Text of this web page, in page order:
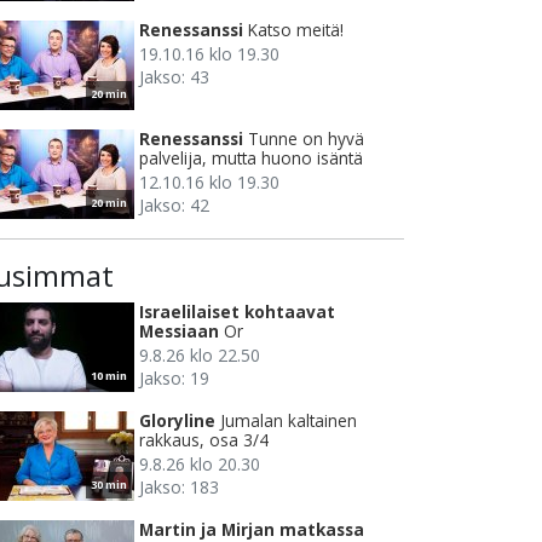
20 min
Renessanssi Katso meitä!
19.10.16 klo 19.30
Jakso: 43
20 min
Renessanssi Tunne on hyvä
palvelija, mutta huono isäntä
12.10.16 klo 19.30
Jakso: 42
10 min
Israelilaiset kohtaavat
Messiaan Or
9.8.26 klo 22.50
Jakso: 19
30 min
Gloryline Jumalan kaltainen
rakkaus, osa 3/4
9.8.26 klo 20.30
Jakso: 183
Martin ja Mirjan matkassa